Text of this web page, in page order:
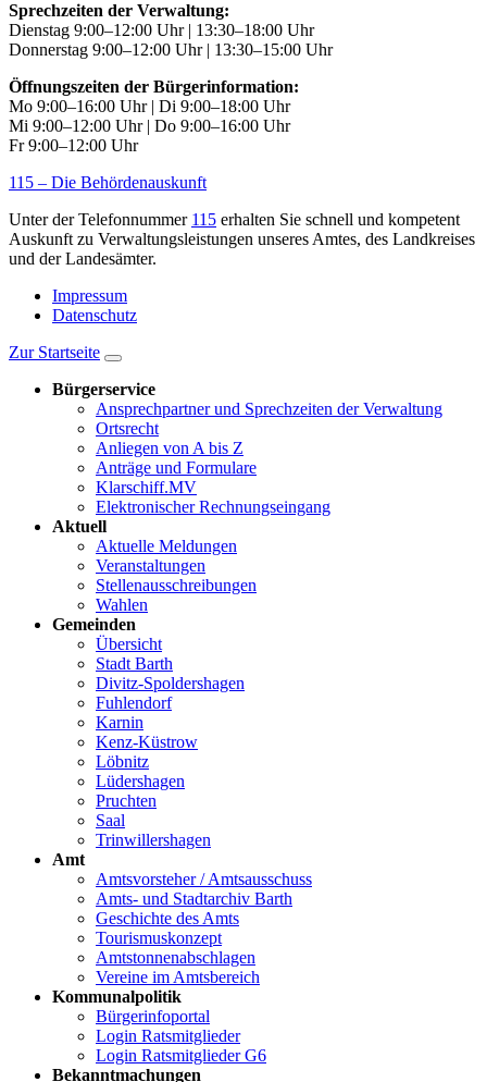
Sprechzeiten der Verwaltung:
Dienstag 9:00–12:00 Uhr | 13:30–18:00 Uhr
Donnerstag 9:00–12:00 Uhr | 13:30–15:00 Uhr
Öffnungszeiten der Bürgerinformation:
Mo 9:00–16:00 Uhr | Di 9:00–18:00 Uhr
Mi 9:00–12:00 Uhr | Do 9:00–16:00 Uhr
Fr 9:00–12:00 Uhr
115 – Die Behördenauskunft
Unter der Telefonnummer 115 erhalten Sie schnell und kompetent
Auskunft zu Verwaltungsleistungen unseres Amtes, des Landkreises
und der Landesämter.
Impressum
Datenschutz
Zur Startseite
Bürgerservice
Ansprechpartner und Sprechzeiten der Verwaltung
Ortsrecht
Anliegen von A bis Z
Anträge und Formulare
Klarschiff.MV
Elektronischer Rechnungseingang
Aktuell
Aktuelle Meldungen
Veranstaltungen
Stellenausschreibungen
Wahlen
Gemeinden
Übersicht
Stadt Barth
Divitz-Spoldershagen
Fuhlendorf
Karnin
Kenz-Küstrow
Löbnitz
Lüdershagen
Pruchten
Saal
Trinwillershagen
Amt
Amtsvorsteher / Amtsausschuss
Amts- und Stadtarchiv Barth
Geschichte des Amts
Tourismuskonzept
Amtstonnenabschlagen
Vereine im Amtsbereich
Kommunalpolitik
Bürgerinfoportal
Login Ratsmitglieder
Login Ratsmitglieder G6
Bekanntmachungen